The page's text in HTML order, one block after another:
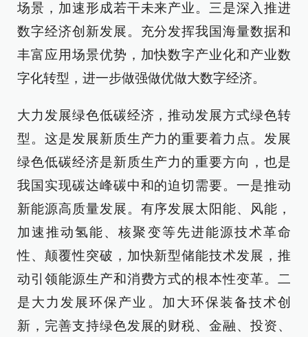
场景，加速形成若干未来产业。三是深入推进
数字经济创新发展。充分发挥我国海量数据和
丰富应用场景优势，加快数字产业化和产业数
字化转型，进一步做强做优做大数字经济。
大力发展绿色低碳经济，推动发展方式绿色转
型。这是发展新质生产力的重要着力点。发展
绿色低碳经济是新质生产力的重要方向，也是
我国实现碳达峰碳中和的迫切需要。一是推动
新能源高质量发展。有序发展太阳能、风能，
加速推动氢能、核聚变等先进能源技术革命
性、颠覆性突破，加快新型储能技术发展，推
动引领能源生产和消费方式的根本性变革。二
是大力发展环保产业。加大环保装备技术创
新，完善支持绿色发展的财税、金融、投资、